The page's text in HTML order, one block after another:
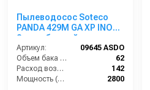
Пылеводосос Soteco
PANDA 429M GA XP INOX
2-х турбинный
Артикул:
09645 ASDO
Объем бака (л):
62
Расход воздуха (л/сек):
142
Мощность (Вт):
2800